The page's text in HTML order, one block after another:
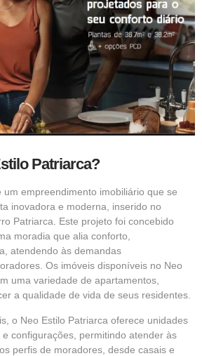
Patriarca?
um empreendimento imobiliário que se
inovadora e moderna, inserido no
Patriarca. Este projeto foi concebido
moradia que alia conforto,
atendendo às demandas
Os imóveis disponíveis no Neo
uma variedade de apartamentos,
a qualidade de vida de seus residentes.
o Neo Estilo Patriarca oferece unidades
configurações, permitindo atender às
perfis de moradores, desde casais e